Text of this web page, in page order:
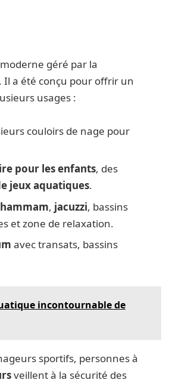
géré par la
Il a été conçu pour offrir un
usages :
couloirs de nage pour
pour les enfants, des
jeux aquatiques.
hammam, jacuzzi, bassins
et zone de relaxation.
avec transats, bassins
incontournable de
sportifs, personnes à
veillent à la sécurité des